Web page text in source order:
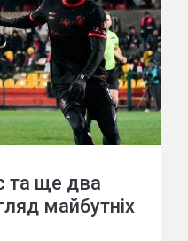
та ще два
майбутніх